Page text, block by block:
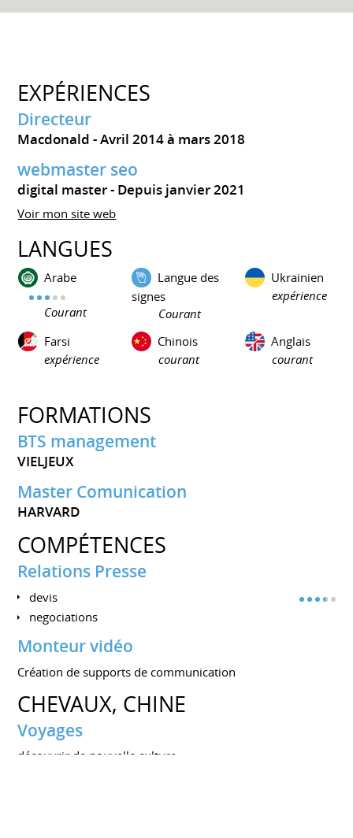
EXPÉRIENCES
Directeur
Macdonald Avril 2014 à mars 2018
webmaster seo
digital master Depuis janvier 2021
Voir mon site web
LANGUES
Arabe
Courant
Langue des
signes
Courant
Ukrainien
expérience
Farsi
expérience
Chinois
courant
Anglais
courant
FORMATIONS
BTS management
VIELJEUX
Master Comunication
HARVARD
COMPÉTENCES
Relations Presse
devis
negociations
Monteur vidéo
Création de supports de communication
CHEVAUX, CHINE
Voyages
découvrir de nouvelle culture